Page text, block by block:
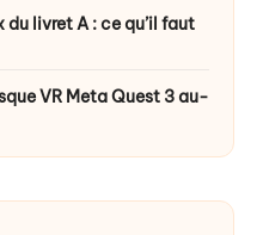
livret A : ce qu’il faut
VR Meta Quest 3 au-